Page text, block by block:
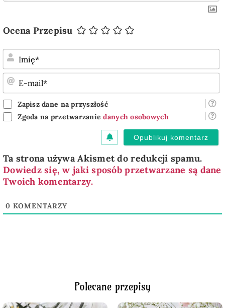
Ocena Przepisu
Zapisz dane na przyszłość
Zgoda na przetwarzaniedanych osobowych
Ta strona używa Akismet do redukcji spamu.
Dowiedz się, w jaki sposób przetwarzane są dane
Twoich komentarzy.
0 KOMENTARZY
Polecane przepisy